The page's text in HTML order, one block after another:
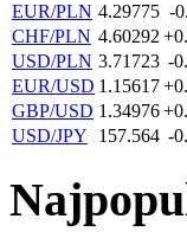
EUR/PLN 4.29775 -
CHF/PLN 4.60292
USD/PLN 3.71723 -
EUR/USD 1.15617
GBP/USD 1.34976
USD/JPY
157.564 -